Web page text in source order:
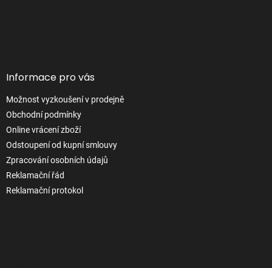
Informace pro vás
Možnost vyzkoušení v prodejně
Obchodní podmínky
Online vrácení zboží
Odstoupení od kupní smlouvy
Zpracování osobních údajů
Reklamační řád
Reklamační protokol